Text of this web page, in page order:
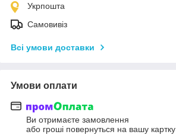
Укрпошта
Самовивіз
Всі умови доставки
Умови оплати
Ви отримаєте замовлення
або гроші повернуться на вашу картку